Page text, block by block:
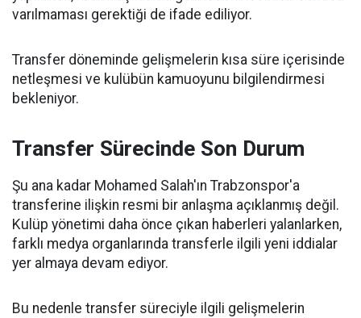
varılmaması gerektiği de ifade ediliyor.
Transfer döneminde gelişmelerin kısa süre içerisinde
netleşmesi ve kulübün kamuoyunu bilgilendirmesi
bekleniyor.
Transfer Sürecinde Son Durum
Şu ana kadar Mohamed Salah'ın Trabzonspor'a
transferine ilişkin resmi bir anlaşma açıklanmış değil.
Kulüp yönetimi daha önce çıkan haberleri yalanlarken,
farklı medya organlarında transferle ilgili yeni iddialar
yer almaya devam ediyor.
Bu nedenle transfer süreciyle ilgili gelişmelerin